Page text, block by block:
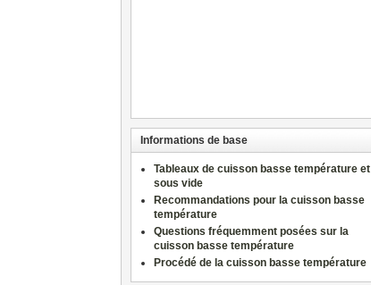
Informations de base
Tableaux de cuisson basse température et
sous vide
Recommandations pour la cuisson basse
température
Questions fréquemment posées sur la
cuisson basse température
Procédé de la cuisson basse température